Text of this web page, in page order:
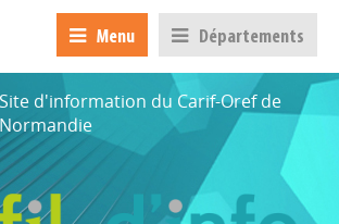
Menu Départements
Site d'information du Carif-Oref de
Normandie